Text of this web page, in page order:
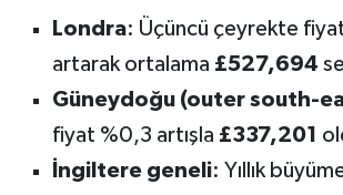
Londra: Üçüncü çeyrekte
artarak ortalama £527,694
Güneydoğu (outer south-
fiyat %0,3 artışla £337,201
İngiltere geneli: Yıllık